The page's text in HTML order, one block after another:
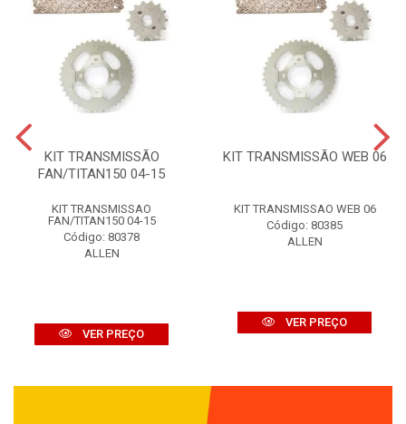
KIT TRANSMISSÃO
FAN/TITAN150 04-15
KIT TRANSMISSAO
FAN/TITAN150 04-15
Código: 80378
ALLEN
VER PREÇO
KIT TRANSMISSÃO WEB 06
KIT TRANSMISSAO WEB 06
Código: 80385
ALLEN
VER PREÇO